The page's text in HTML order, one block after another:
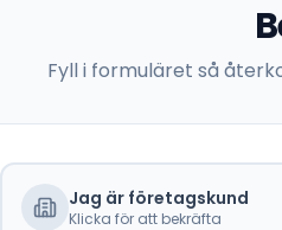
Fyll i formuläret så
Jag är företagskund
Klicka för att bekräfta